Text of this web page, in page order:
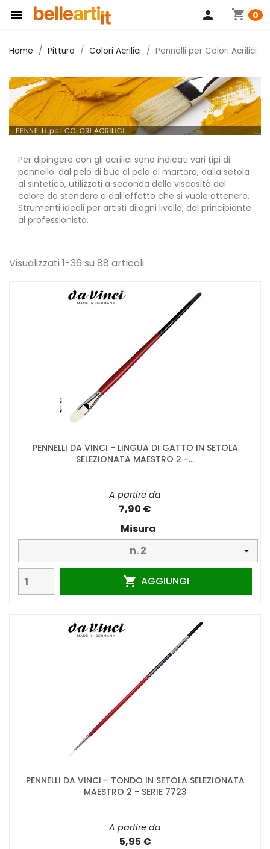
 shopping_cart 0
person
Home Pittura Colori Acrilici Pennelli per Colori Acrilici
Per dipingere con gli acrilici sono indicati vari tipi di
pennello: dal pelo di bue al pelo di martora, dalla setola
al sintetico, utilizzati a seconda della viscosità del
colore da stendere e dall'effetto che si vuole ottenere.
Strumenti ideali per artisti di ogni livello, dal principiante
al professionista.
Visualizzati 1-36 su 88 articoli
PENNELLI DA VINCI - LINGUA DI GATTO IN SETOLA
SELEZIONATA MAESTRO 2 -...
A partire da
7,90 €
Misura
 AGGIUNGI
PENNELLI DA VINCI - TONDO IN SETOLA SELEZIONATA
MAESTRO 2 - SERIE 7723
A partire da
5,95 €